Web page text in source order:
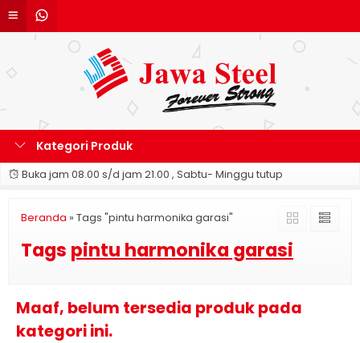
Kategori Produk
Buka jam 08.00 s/d jam 21.00 , Sabtu- Minggu tutup
Beranda » Tags "pintu harmonika garasi"
Tags pintu harmonika garasi
Maaf, belum tersedia produk pada
kategori ini.